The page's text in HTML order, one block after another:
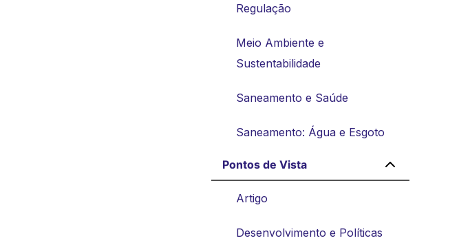
Regulação
Meio Ambiente e
Sustentabilidade
Saneamento e Saúde
Saneamento: Água e Esgoto
Pontos de Vista
Artigo
Desenvolvimento e Políticas